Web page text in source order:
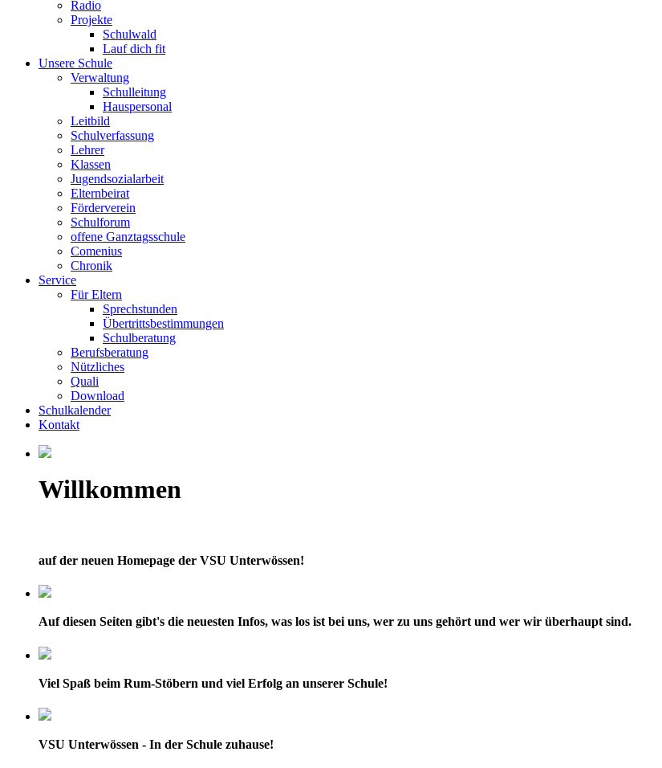
Radio
Projekte
Schulwald
Lauf dich fit
Unsere Schule
Verwaltung
Schulleitung
Hauspersonal
Leitbild
Schulverfassung
Lehrer
Klassen
Jugendsozialarbeit
Elternbeirat
Förderverein
Schulforum
offene Ganztagsschule
Comenius
Chronik
Service
Für Eltern
Sprechstunden
Übertrittsbestimmungen
Schulberatung
Berufsberatung
Nützliches
Quali
Download
Schulkalender
Kontakt
Willkommen
auf der neuen Homepage der VSU Unterwössen!
Auf diesen Seiten gibt's die neuesten Infos, was los ist bei uns, wer zu uns gehört und wer wir überhaupt sind.
Viel Spaß beim Rum-Stöbern und viel Erfolg an unserer Schule!
VSU Unterwössen - In der Schule zuhause!